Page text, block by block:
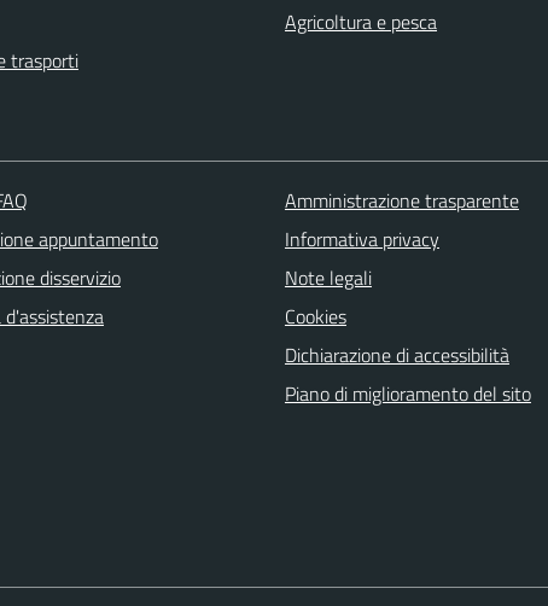
trasporti
Agricoltura e pesca
appuntamento
disservizio
Amministrazione trasparente
Informativa privacy
Note legali
Cookies
Dichiarazione di accessibilità
Piano di miglioramento del sito